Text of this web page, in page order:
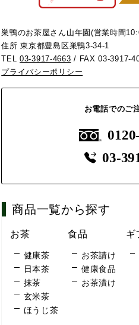
巣鴨のお茶屋さん山年園(営業時間
住所 東京都豊島区巣鴨3-34-1
TEL03-3917-4663 / FAX 03-3917-
プライバシーポリシー
お電話でのご
03-
商品一覧から探す
お茶
健康茶
日本茶
抹茶
玄米茶
ほうじ茶
食品
お茶請け
健康食品
お茶漬け
ギ